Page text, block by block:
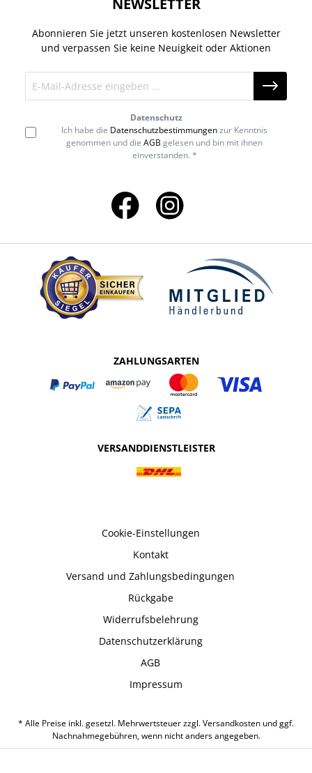
Abonnieren Sie jetzt unseren kostenlosen Newsletter
und verpassen Sie keine Neuigkeit oder Aktionen
Datenschutz
Ich habe die Datenschutzbestimmungenzur Kenntnis
genommen und die AGB gelesen und bin mit ihnen
einverstanden. *
ZAHLUNGSARTEN
VERSANDDIENSTLEISTER
Cookie-Einstellungen
Kontakt
Versand und Zahlungsbedingungen
Rückgabe
Widerrufsbelehrung
Datenschutzerklärung
AGB
Impressum
* Alle Preise inkl. gesetzl. Mehrwertsteuer zzgl.Versandkosten und ggf.
Nachnahmegebühren, wenn nicht anders angegeben.